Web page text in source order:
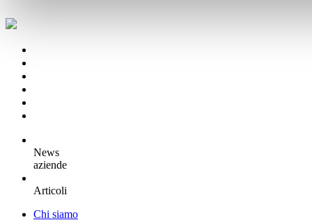
News
aziende
Articoli
Chi siamo